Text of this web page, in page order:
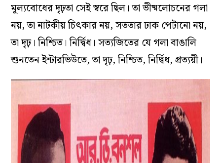
মূল্যবোধের দৃঢ়তা সেই স্বরে ছিল। তা ভীষ্মলোচনের গলা
নয়, তা নাটকীয় চিৎকার নয়, সততার ঢাক পেটানো নয়,
তা দৃঢ়। নিশ্চিত। নির্দ্বিধ। সত্যজিতের যে গলা বাঙালি
শুনতেন ইন্টারভিউতে, তা দৃঢ়, নিশ্চিত, নির্দ্বিধ, প্রত্যয়ী।